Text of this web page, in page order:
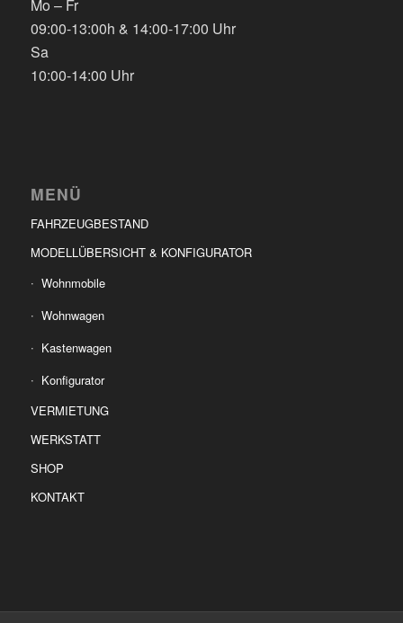
Mo – Fr
09:00-13:00h & 14:00-17:00 Uhr
Sa
10:00-14:00 Uhr
MENÜ
FAHRZEUGBESTAND
MODELLÜBERSICHT & KONFIGURATOR
Wohnmobile
Wohnwagen
Kastenwagen
Konfigurator
VERMIETUNG
WERKSTATT
SHOP
KONTAKT